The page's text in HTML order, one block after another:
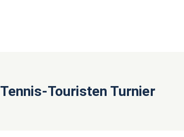
Tennis-Touristen Turnier